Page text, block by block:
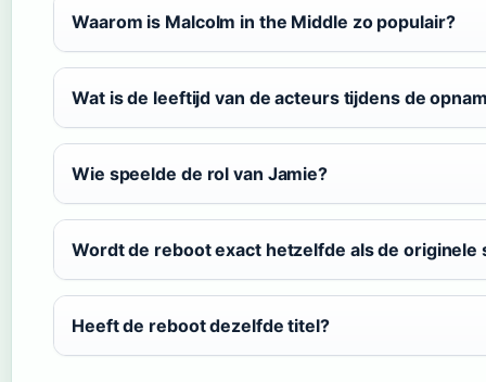
Waarom is Malcolm in the Middle zo populair?
Wat is de leeftijd van de acteurs tijdens de
Wie speelde de rol van Jamie?
Wordt de reboot exact hetzelfde als de originele
Heeft de reboot dezelfde titel?